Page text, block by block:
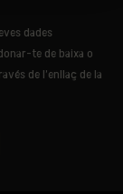
dades
te de baixa o
de l’enllaç de la